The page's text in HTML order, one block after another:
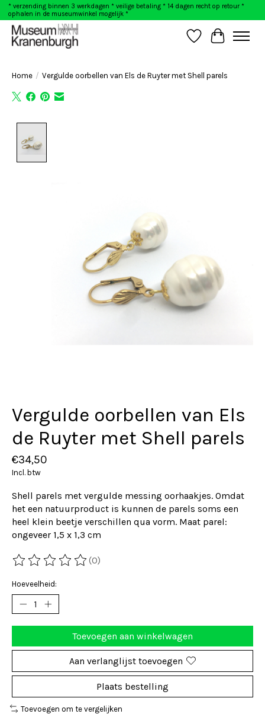
* verzending binnen 3 werkdagen * veilige betaling * 14 dagen recht op retour *
ophalen in de museumwinkel mogelijk *
Verlanglijst
Home / Vergulde oorbellen van Els de Ruyter met Shell parels
Vergulde oorbellen van Els
de Ruyter met Shell parels
€34,50
Incl. btw
Shell parels met vergulde messing oorhaakjes. Omdat
het een natuurproduct is kunnen de parels soms een
heel klein beetje verschillen qua vorm. Maat parel:
ongeveer 1,5 x 1,3 cm
De beoordeling van dit product is
(0)
Hoeveelheid:
Toevoegen aan winkelwagen
Aan verlanglijst toevoegen
Plaats bestelling
Toevoegen om te vergelijken